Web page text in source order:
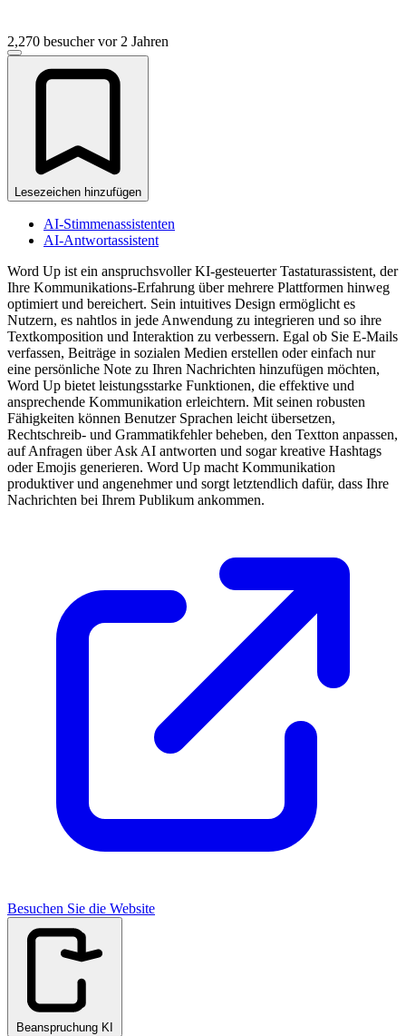
2,270 besucher vor 2 Jahren
Lesezeichen hinzufügen
AI-Stimmenassistenten
AI-Antwortassistent
Word Up ist ein anspruchsvoller KI-gesteuerter Tastaturassistent, der
Ihre Kommunikations-Erfahrung über mehrere Plattformen hinweg
optimiert und bereichert. Sein intuitives Design ermöglicht es
Nutzern, es nahtlos in jede Anwendung zu integrieren und so ihre
Textkomposition und Interaktion zu verbessern. Egal ob Sie E-Mails
verfassen, Beiträge in sozialen Medien erstellen oder einfach nur
eine persönliche Note zu Ihren Nachrichten hinzufügen möchten,
Word Up bietet leistungsstarke Funktionen, die effektive und
ansprechende Kommunikation erleichtern. Mit seinen robusten
Fähigkeiten können Benutzer Sprachen leicht übersetzen,
Rechtschreib- und Grammatikfehler beheben, den Textton anpassen,
auf Anfragen über Ask AI antworten und sogar kreative Hashtags
oder Emojis generieren. Word Up macht Kommunikation
produktiver und angenehmer und sorgt letztendlich dafür, dass Ihre
Nachrichten bei Ihrem Publikum ankommen.
Besuchen Sie die Website
Beanspruchung KI